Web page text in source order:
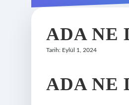
ADA NE
Tarih: Eylül 1, 2024
ADA NE